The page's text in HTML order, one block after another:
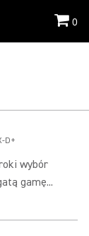
0
D+
wybór
gamę...